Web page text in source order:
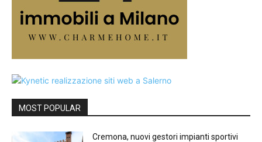
MOST POPULAR
Cremona, nuovi gestori impianti sportivi